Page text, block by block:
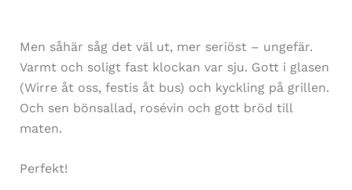
Men såhär såg det väl ut, mer seriöst – ungefär.
Varmt och soligt fast klockan var sju. Gott i glasen
(Wirre åt oss, festis åt bus) och kyckling på grillen.
Och sen bönsallad, rosévin och gott bröd till
maten.
Perfekt!